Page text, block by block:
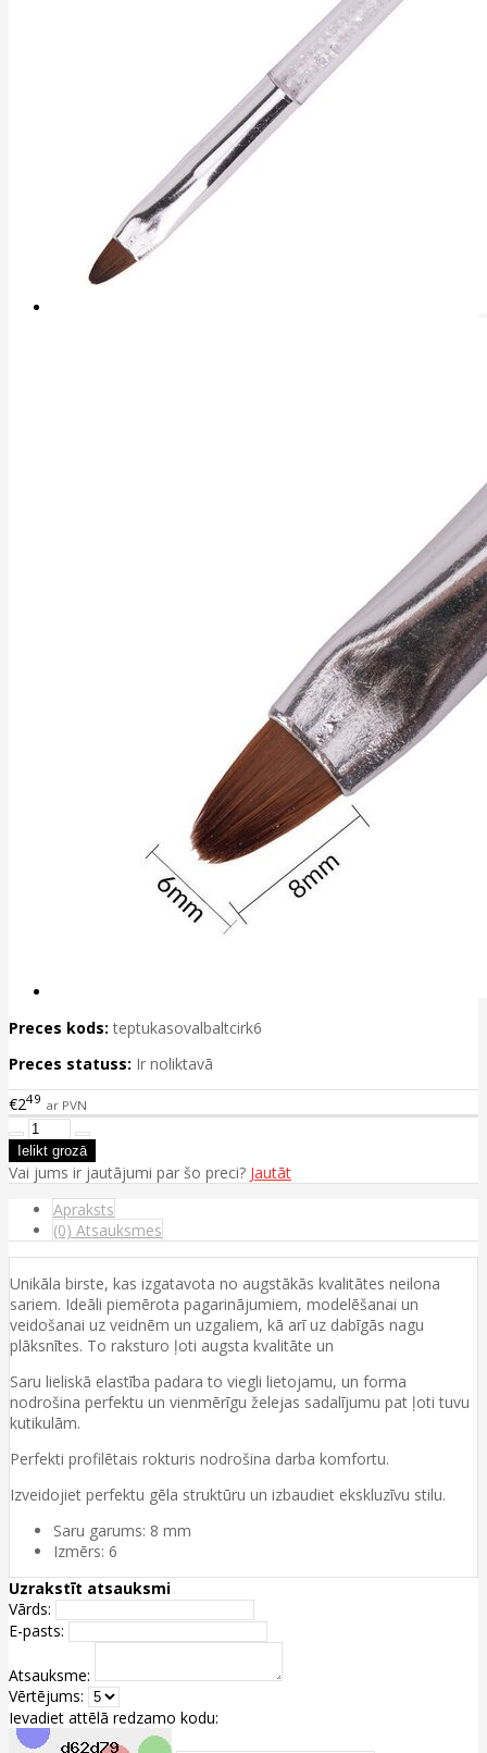
Preces kods: teptukasovalbaltcirk6
Preces statuss: Ir noliktavā
€249 ar PVN
Vai jums ir jautājumi par šo preci? Jautāt
Apraksts
(0) Atsauksmes
Unikāla birste, kas izgatavota no augstākās kvalitātes neilona
sariem. Ideāli piemērota pagarinājumiem, modelēšanai un
veidošanai uz veidnēm un uzgaliem, kā arī uz dabīgās nagu
plāksnītes. To raksturo ļoti augsta kvalitāte un
Saru lieliskā elastība padara to viegli lietojamu, un forma
nodrošina perfektu un vienmērīgu želejas sadalījumu pat ļoti tuvu
kutikulām.
Perfekti profilētais rokturis nodrošina darba komfortu.
Izveidojiet perfektu gēla struktūru un izbaudiet ekskluzīvu stilu.
Saru garums: 8 mm
Izmērs: 6
Uzrakstīt atsauksmi
Vārds:
E-pasts:
Atsauksme:
Vērtējums:
Ievadiet attēlā redzamo kodu: